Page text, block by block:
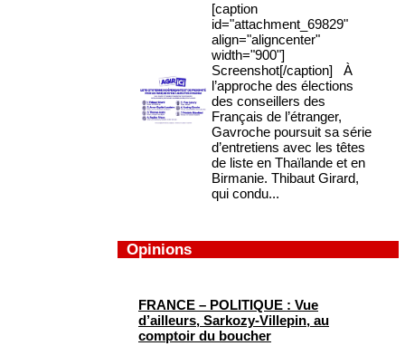
[caption
id="attachment_69829"
align="aligncenter"
width="900"]
Screenshot[/caption] À
l’approche des élections
des conseillers des
Français de l’étranger,
Gavroche poursuit sa série
d’entretiens avec les têtes
de liste en Thaïlande et en
Birmanie. Thibaut Girard,
qui condu...
Opinions
FRANCE – POLITIQUE : Vue
d’ailleurs, Sarkozy-Villepin, au
comptoir du boucher